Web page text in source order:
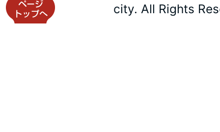
city. All Rights